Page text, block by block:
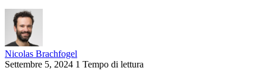
Nicolas Brachfogel
Settembre 5, 2024 1 Tempo di lettura